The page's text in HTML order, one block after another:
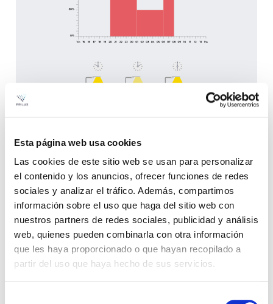
Esta página web usa cookies
Las cookies de este sitio web se usan para personalizar
el contenido y los anuncios, ofrecer funciones de redes
sociales y analizar el tráfico. Además, compartimos
información sobre el uso que haga del sitio web con
nuestros partners de redes sociales, publicidad y análisis
web, quienes pueden combinarla con otra información
que les haya proporcionado o que hayan recopilado a
partir del uso que haya hecho de sus servicios.
Séquences de gradation
En programmant le pilote, il est possible de
définir des séquences de gradationpour le
flux lumineux du luminaire. Il est ainsi possible
de
créer des ambiances
en fonction des
conditions et des besoins de l’environnement,
enoptimisant au maximum la